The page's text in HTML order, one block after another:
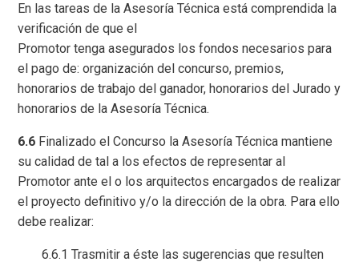
En las tareas de la Asesoría Técnica está comprendida la
verificación de que el
Promotor tenga asegurados los fondos necesarios para
el pago de: organización del concurso, premios,
honorarios de trabajo del ganador, honorarios del Jurado y
honorarios de la Asesoría Técnica.
6.6 Finalizado el Concurso la Asesoría Técnica mantiene
su calidad de tal a los efectos de representar al
Promotor ante el o los arquitectos encargados de realizar
el proyecto definitivo y/o la dirección de la obra. Para ello
debe realizar:
6.6.1 Trasmitir a éste las sugerencias que resulten